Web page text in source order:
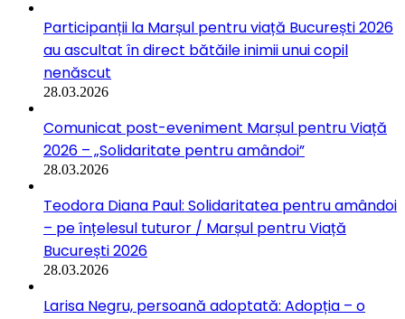
Participanții la Marșul pentru viață București 2026
au ascultat în direct bătăile inimii unui copil
nenăscut
28.03.2026
Comunicat post-eveniment Marșul pentru Viață
2026 – „Solidaritate pentru amândoi”
28.03.2026
Teodora Diana Paul: Solidaritatea pentru amândoi
– pe înțelesul tuturor / Marșul pentru Viață
București 2026
28.03.2026
Larisa Negru, persoană adoptată: Adopția – o